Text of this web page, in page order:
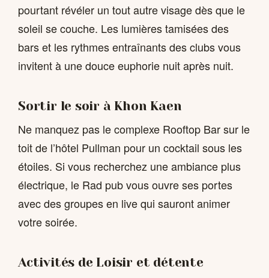
pourtant révéler un tout autre visage dès que le
soleil se couche. Les lumières tamisées des
bars et les rythmes entraînants des clubs vous
invitent à une douce euphorie nuit après nuit.
Sortir le soir à Khon Kaen
Ne manquez pas le complexe Rooftop Bar sur le
toit de l’hôtel Pullman pour un cocktail sous les
étoiles. Si vous recherchez une ambiance plus
électrique, le Rad pub vous ouvre ses portes
avec des groupes en live qui sauront animer
votre soirée.
Activités de Loisir et détente